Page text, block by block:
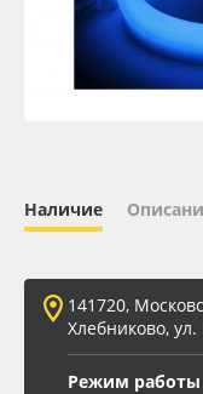
Oracal 641
ПЭТ листовой
ПЭТ бэклит
Вспененный ПВХ
Наличие
141720,
Хлебниково,
Режим работы